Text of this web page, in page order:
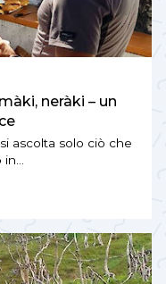
neràki – un
ascolta solo ciò che
in…